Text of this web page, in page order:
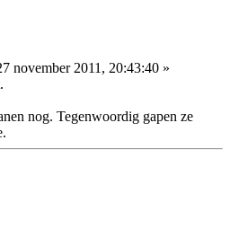
november 2011, 20:43:40 »
nog. Tegenwoordig gapen ze